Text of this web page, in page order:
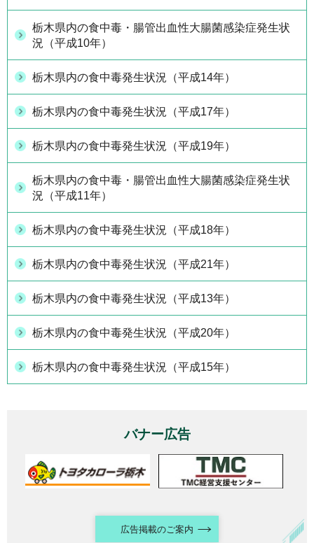
栃木県内の食中毒・腸管出血性大腸菌感染症発生状
況（平成10年）
栃木県内の食中毒発生状況（平成14年）
栃木県内の食中毒発生状況（平成17年）
栃木県内の食中毒発生状況（平成19年）
栃木県内の食中毒・腸管出血性大腸菌感染症発生状
況（平成11年）
栃木県内の食中毒発生状況（平成18年）
栃木県内の食中毒発生状況（平成21年）
栃木県内の食中毒発生状況（平成13年）
栃木県内の食中毒発生状況（平成20年）
栃木県内の食中毒発生状況（平成15年）
バナー広告
広告掲載のご案内